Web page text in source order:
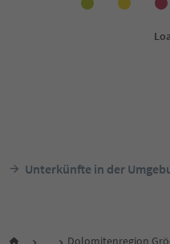
Unterkünfte in der
Dolomitenregion